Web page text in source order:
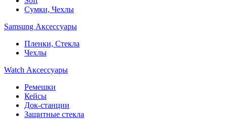
Сумки, Чехлы
Samsung Аксессуары
Пленки, Стекла
Чехлы
Watch Аксессуары
Ремешки
Кейсы
Док-станции
Защитные стекла